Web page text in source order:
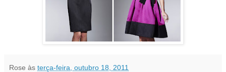
Rose às terça-feira, outubro 18, 2011